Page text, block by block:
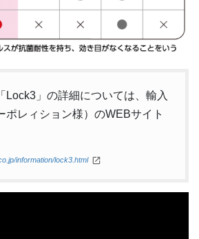
Lock3」の詳細については、輸入
ポレィション様）のWEBサイト
information/lock3.html